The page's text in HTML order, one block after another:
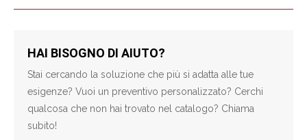
HAI BISOGNO DI AIUTO?
Stai cercando la soluzione che più si adatta alle tue
esigenze? Vuoi un preventivo personalizzato? Cerchi
qualcosa che non hai trovato nel catalogo? Chiama
subito!